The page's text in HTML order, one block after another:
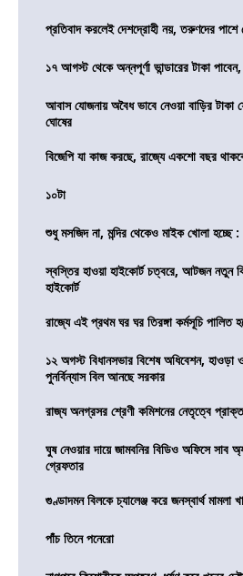
প্রতিবাদ করলেই দেশদ্রোহী নয়, তরুণদের
১৭ আগস্ট থেকে অন্নপূর্ণা ভান্ডারের টাকা পাবেন,
আবাস যোজনায় অবৈধ ভাবে নেওয়া বাড়ির টাকা
ঘোষের
বিজেপি যা কাজ করছে, রাজ্যে একশো বছর
১০টা
শুধু মসজিদ না, মন্দির থেকেও মাইক খোলা হচ্ছে :
স্বস্তির হাওয়া হাইকোর্ট চত্বরে, আটজন নতুন
হাইকোর্ট
রাজ্যে এই প্রথম ঘর ঘর তিরঙ্গা কর্মসূচি পালিত
১২ অগস্ট বিধানসভার বিশেষ অধিবেশন, হাওড়া
পুনর্বিন্যাস বিল আনছে সরকার
রাজ্য অনগ্রসর শ্রেণী কমিশনের নেতৃত্বে
ঘুষ নেওয়ার দায়ে জামবনির বিডিও অফিসে সাব
গ্রেফতার
গুণ্ডাদমন বিলকে চ্যালেঞ্জ করে জনস্বার্থ মামলা
পাঁচ তিনে পনেরো